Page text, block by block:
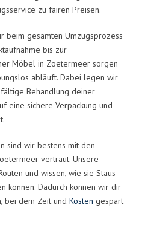
zu fairen Preisen.
beim gesamten Umzugsprozess
bis zur
Möbel in Zoetermeer sorgen
abläuft. Dabei legen wir
Behandlung deiner
eine sichere Verpackung und
sind wir bestens mit den
vertraut. Unsere
und wissen, wie sie Staus
können. Dadurch können wir dir
bei dem Zeit und Kosten gespart